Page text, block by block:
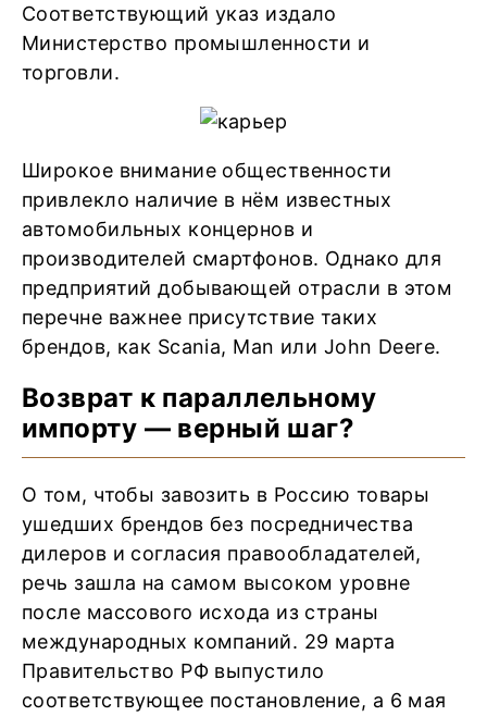
Соответствующий указ издало
Министерство промышленности и
торговли.
Широкое внимание общественности
привлекло наличие в нём известных
автомобильных концернов и
производителей смартфонов. Однако для
предприятий добывающей отрасли в этом
перечне важнее присутствие таких
брендов, как Scania, Man или John Deere.
Возврат к параллельному
импорту — верный шаг?
О том, чтобы завозить в Россию товары
ушедших брендов без посредничества
дилеров и согласия правообладателей,
речь зашла на самом высоком уровне
после массового исхода из страны
международных компаний. 29 марта
Правительство РФ выпустило
соответствующее постановление, а 6 мая